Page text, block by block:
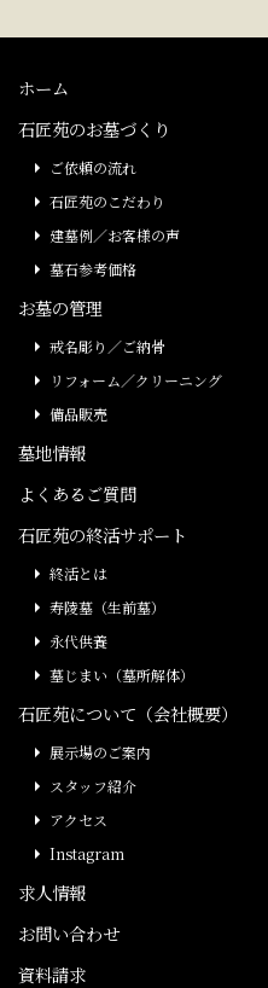
ホーム
石匠苑のお墓づくり
ご依頼の流れ
石匠苑のこだわり
建墓例／お客様の声
墓石参考価格
お墓の管理
戒名彫り／ご納骨
リフォーム／クリーニング
備品販売
墓地情報
よくあるご質問
石匠苑の終活サポート
終活とは
寿陵墓（生前墓）
永代供養
墓じまい（墓所解体）
石匠苑について（会社概要）
展示場のご案内
スタッフ紹介
アクセス
Instagram
求人情報
お問い合わせ
資料請求